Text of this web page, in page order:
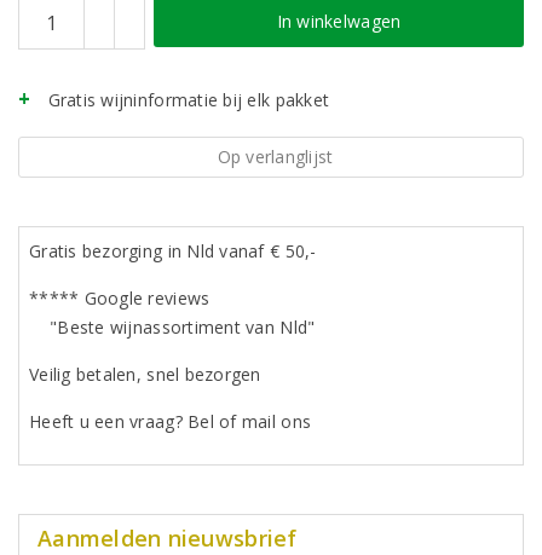
In winkelwagen
Gratis wijninformatie bij elk pakket
Op verlanglijst
Gratis bezorging in Nld vanaf € 50,-
***** Google reviews
"Beste wijnassortiment van Nld"
Veilig betalen, snel bezorgen
Heeft u een vraag? Bel of mail ons
Aanmelden nieuwsbrief